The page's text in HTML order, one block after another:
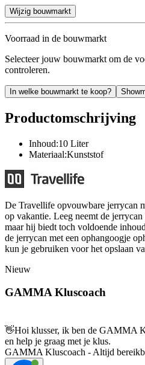
Wijzig bouwmarkt
Voorraad in de bouwmarkt
Selecteer jouw bouwmarkt om de
controleren.
In welke bouwmarkt te koop?
Productomschrijving
Inhoud:10 Liter
Materiaal:Kunststof
De Travellife opvouwbare jerrycan
op vakantie. Leeg neemt de
maar hij biedt toch voldoende
de jerrycan met een ophangoogje
kun je gebruiken voor het opslaan
Nieuw
GAMMA Kluscoach
👋Hoi klusser, ik ben de GAMMA
en help je graag met je klus.
GAMMA Kluscoach - Altijd